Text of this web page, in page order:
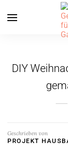
DIY
Geschrieben von
PROJEKT